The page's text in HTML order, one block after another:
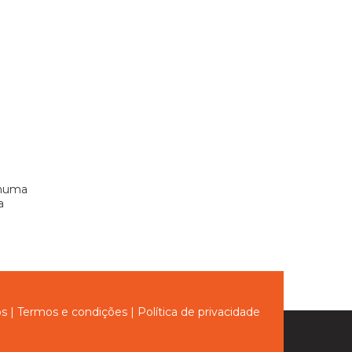
| Termos e condições | Política de privacidade